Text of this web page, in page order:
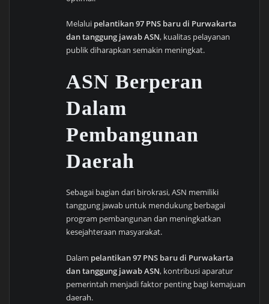
Melalui pelantikan 97 PNS baru di Purwakarta
dan tanggung jawab ASN, kualitas pelayanan
publik diharapkan semakin meningkat.
ASN Berperan
Dalam
Pembangunan
Daerah
Sebagai bagian dari birokrasi, ASN memiliki
tanggung jawab untuk mendukung berbagai
program pembangunan dan meningkatkan
kesejahteraan masyarakat.
Dalam pelantikan 97 PNS baru di Purwakarta
dan tanggung jawab ASN, kontribusi aparatur
pemerintah menjadi faktor penting bagi kemajuan
daerah.